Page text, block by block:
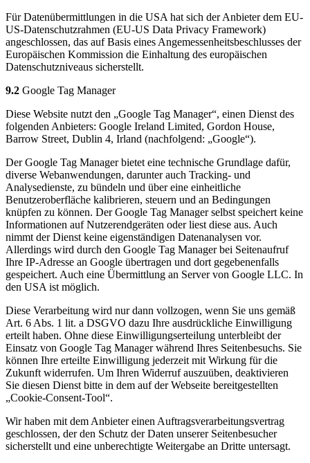
Für Datenübermittlungen in die USA hat sich der Anbieter dem EU-
US-Datenschutzrahmen (EU-US Data Privacy Framework)
angeschlossen, das auf Basis eines Angemessenheitsbeschlusses der
Europäischen Kommission die Einhaltung des europäischen
Datenschutzniveaus sicherstellt.
9.2 Google Tag Manager
Diese Website nutzt den „Google Tag Manager“, einen Dienst des
folgenden Anbieters: Google Ireland Limited, Gordon House,
Barrow Street, Dublin 4, Irland (nachfolgend: „Google“).
Der Google Tag Manager bietet eine technische Grundlage dafür,
diverse Webanwendungen, darunter auch Tracking- und
Analysedienste, zu bündeln und über eine einheitliche
Benutzeroberfläche kalibrieren, steuern und an Bedingungen
knüpfen zu können. Der Google Tag Manager selbst speichert keine
Informationen auf Nutzerendgeräten oder liest diese aus. Auch
nimmt der Dienst keine eigenständigen Datenanalysen vor.
Allerdings wird durch den Google Tag Manager bei Seitenaufruf
Ihre IP-Adresse an Google übertragen und dort gegebenenfalls
gespeichert. Auch eine Übermittlung an Server von Google LLC. In
den USA ist möglich.
Diese Verarbeitung wird nur dann vollzogen, wenn Sie uns gemäß
Art. 6 Abs. 1 lit. a DSGVO dazu Ihre ausdrückliche Einwilligung
erteilt haben. Ohne diese Einwilligungserteilung unterbleibt der
Einsatz von Google Tag Manager während Ihres Seitenbesuchs. Sie
können Ihre erteilte Einwilligung jederzeit mit Wirkung für die
Zukunft widerrufen. Um Ihren Widerruf auszuüben, deaktivieren
Sie diesen Dienst bitte in dem auf der Webseite bereitgestellten
„Cookie-Consent-Tool“.
Wir haben mit dem Anbieter einen Auftragsverarbeitungsvertrag
geschlossen, der den Schutz der Daten unserer Seitenbesucher
sicherstellt und eine unberechtigte Weitergabe an Dritte untersagt.